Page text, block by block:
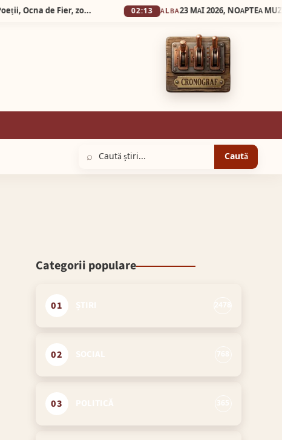
Silva Logistic Services. Munții Dognecei, Vârful Culmea Poeții, Ocna de Fier, zone desprinse dintr-o poveste în care timpul a uitat să mai grabească pașii oamenilor. 02:13 ALBA
⌕ Caută
Categorii populare
01
02
03